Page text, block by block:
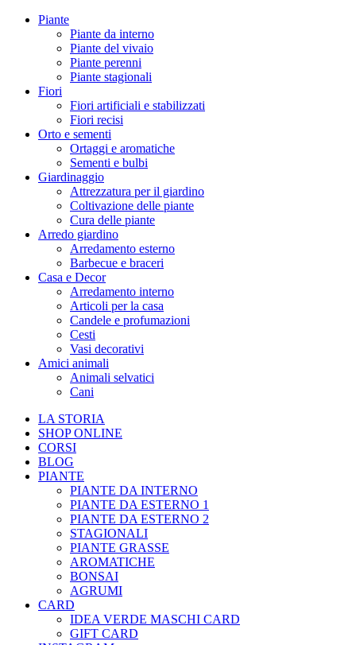
Piante
Piante da interno
Piante del vivaio
Piante perenni
Piante stagionali
Fiori
Fiori artificiali e stabilizzati
Fiori recisi
Orto e sementi
Ortaggi e aromatiche
Sementi e bulbi
Giardinaggio
Attrezzatura per il giardino
Coltivazione delle piante
Cura delle piante
Arredo giardino
Arredamento esterno
Barbecue e braceri
Casa e Decor
Arredamento interno
Articoli per la casa
Candele e profumazioni
Cesti
Vasi decorativi
Amici animali
Animali selvatici
Cani
LA STORIA
SHOP ONLINE
CORSI
BLOG
PIANTE
PIANTE DA INTERNO
PIANTE DA ESTERNO 1
PIANTE DA ESTERNO 2
STAGIONALI
PIANTE GRASSE
AROMATICHE
BONSAI
AGRUMI
CARD
IDEA VERDE MASCHI CARD
GIFT CARD